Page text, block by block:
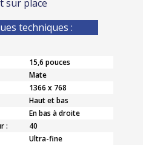
sur place
techniques :
15,6 pouces
Mate
1366 x 768
Haut et bas
En bas à droite
:
40
Ultra-fine